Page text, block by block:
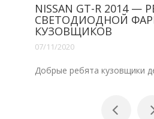
NISSAN GT-R 2014 —
СВЕТОДИОДНОЙ ФАРЫ
КУЗОВЩИКОВ
07/11/2020
Добрые ребята кузовщики